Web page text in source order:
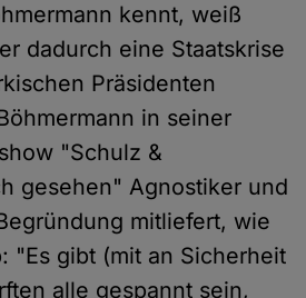
kennt, weiß
dadurch eine Staatskrise
Präsidenten
in seiner
"Schulz &
gesehen" Agnostiker und
mitliefert, wie
"Es gibt (mit an Sicherheit
alle gespannt sein,